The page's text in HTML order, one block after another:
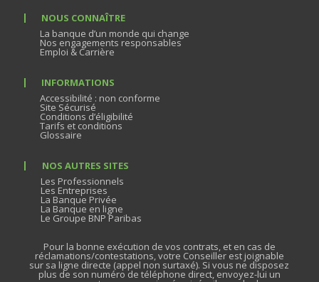
NOUS CONNAÎTRE
La banque d’un monde qui change
Nos engagements responsables
Emploi & Carrière
INFORMATIONS
Accessibilité : non conforme
Site Sécurisé
Conditions d’éligibilité
Tarifs et conditions
Glossaire
NOS AUTRES SITES
Les Professionnels
Les Entreprises
La Banque Privée
La Banque en ligne
Le Groupe BNP Paribas
Pour la bonne exécution de vos contrats, et en cas de
réclamations/contestations, votre Conseiller est joignable
sur sa ligne directe (appel non surtaxé). Si vous ne disposez
plus de son numéro de téléphone direct, envoyez-lui un